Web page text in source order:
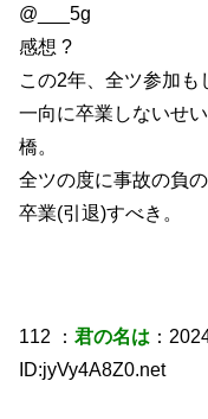
@___5g
感想 ?
この2年、全ツ参加も
一向に卒業しないせ
橋。
全ツの度に事故の負
卒業(引退)すべき。
112 ：君の名は ：
ID:jyVy4A8Z0.net